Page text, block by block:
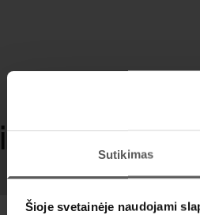
Sutikimas
Šioje svetainėje naudojami